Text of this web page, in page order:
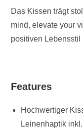
Das Kissen trägt
mind, elevate your
positiven Lebensstil
Features
Hochwertiger
Leinenhaptik